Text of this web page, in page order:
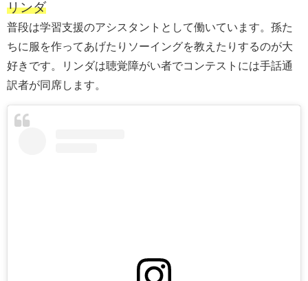
リンダ
普段は学習支援のアシスタントとして働いています。孫た
ちに服を作ってあげたりソーイングを教えたりするのが大
好きです。リンダは聴覚障がい者でコンテストには手話通
訳者が同席します。